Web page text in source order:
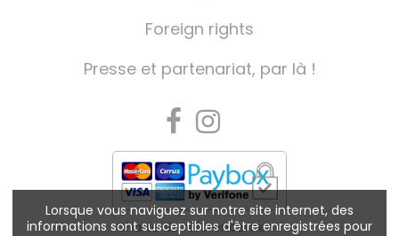
Lorsque vous naviguez sur notre site internet, des
informations sont susceptibles d'être enregistrées pour
Foreign rights
Presse et partenariat, par là !
Charte de référencement